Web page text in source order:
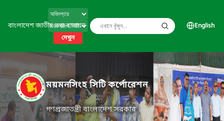
বাংলাদেশ জাতীয় তথ্য বাতায়ন
দেখুন
English
ময়মনসিংহ সিটি কর্পোরেশন
গণপ্রজাতন্ত্রী বাংলাদেশ সরকার